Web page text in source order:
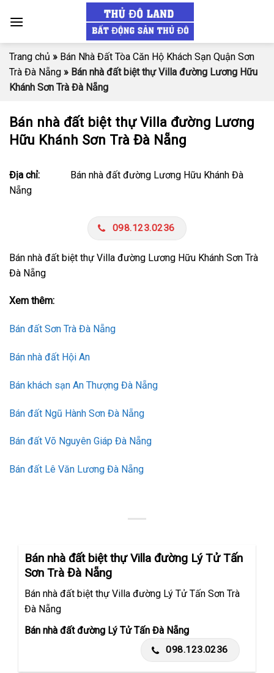
Trang chủ » Bán Nhà Đất Tòa Căn Hộ Khách Sạn Quận Sơn
Trà Đà Nẵng » Bán nhà đất biệt thự Villa đường Lương Hữu
Khánh Sơn Trà Đà Nẵng
Bán nhà đất biệt thự Villa đường Lương
Hữu Khánh Sơn Trà Đà Nẵng
Địa chỉ:
Bán nhà đất đường Lương Hữu Khánh Đà
Nẵng
098.123.0236
Bán nhà đất biệt thự Villa đường Lương Hữu Khánh Sơn Trà
Đà Nẵng
Xem thêm:
Bán đất Sơn Trà Đà Nẵng
Bán nhà đất Hội An
Bán khách sạn An Thượng Đà Nẵng
Bán đất Ngũ Hành Sơn Đà Nẵng
Bán đất Võ Nguyên Giáp Đà Nẵng
Bán đất Lê Văn Lương Đà Nẵng
Bán nhà đất biệt thự Villa đường Lý Tử Tấn
Sơn Trà Đà Nẵng
Bán nhà đất biệt thự Villa đường Lý Tử Tấn Sơn Trà
Đà Nẵng
Bán nhà đất đường Lý Tử Tấn Đà Nẵng
098.123.0236